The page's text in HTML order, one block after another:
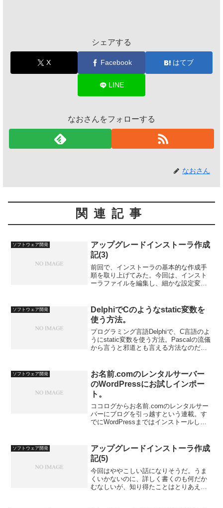
シェアする
X Facebook はてブ
LINE
なおさんをフォローする
なおさん
関連記事
ソフトウェア開発
アップグレードインストーラ作成
記(3)
前回で、インストーラの基本的な作成手
順を取り上げてみた。今回は、インスト
ーラファイルを編集し、細かな設定変更
ンストールやOrcaデータベースエディ
タ...
ソフトウェア開発
DelphiでCのようなstatic変数を
使う方法。
プログラミング言語Delphiで、C言語のよ
うにstatic変数を使う方法。Pascalの流儀
から言うと邪道とも言える方法なのだ
ソフトウェア開発
お名前.comのレンタルサーバー
のWordPressにお試しインポー
ト。
ココログからお名前.comのレンタルサー
バーにブログを引っ越すという連載。す
でにWordPressまではインストールした
にやると必ず後悔するので、少しずつお
試しで様子を...
ソフトウェア開発
アップグレードインストーラ作成
記(5)
今回はややこしい話になりそうだ。うま
くいかないのに、詳しく書くのも何だか
むなしいが、知り得たことはとりあえず